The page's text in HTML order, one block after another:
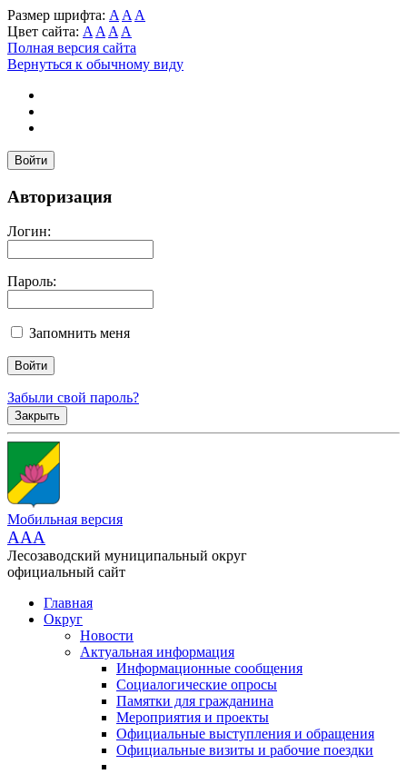
Размер шрифта: A A A
Цвет сайта: A A A A
Полная версия сайта
Вернуться к обычному виду
Войти
Авторизация
Логин:
Пароль:
Запомнить меня
Забыли свой пароль?
Закрыть
Мобильная версия
AAA
Лесозаводский муниципальный округ
официальный сайт
Главная
Округ
Новости
Актуальная информация
Информационные сообщения
Социалогические опросы
Памятки для гражданина
Мероприятия и проекты
Официальные выступления и обращения
Официальные визиты и рабочие поездки